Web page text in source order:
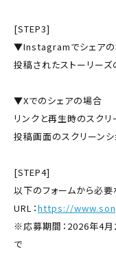
[STEP3]
▼Instagramでシェア
投稿されたストーリーズ
▼Xでのシェアの場合
リンクと再生時のスクリ
投稿画面のスクリーンシ
[STEP4]
以下のフォームから必
URL：https://
※応募期間：2026年4
で